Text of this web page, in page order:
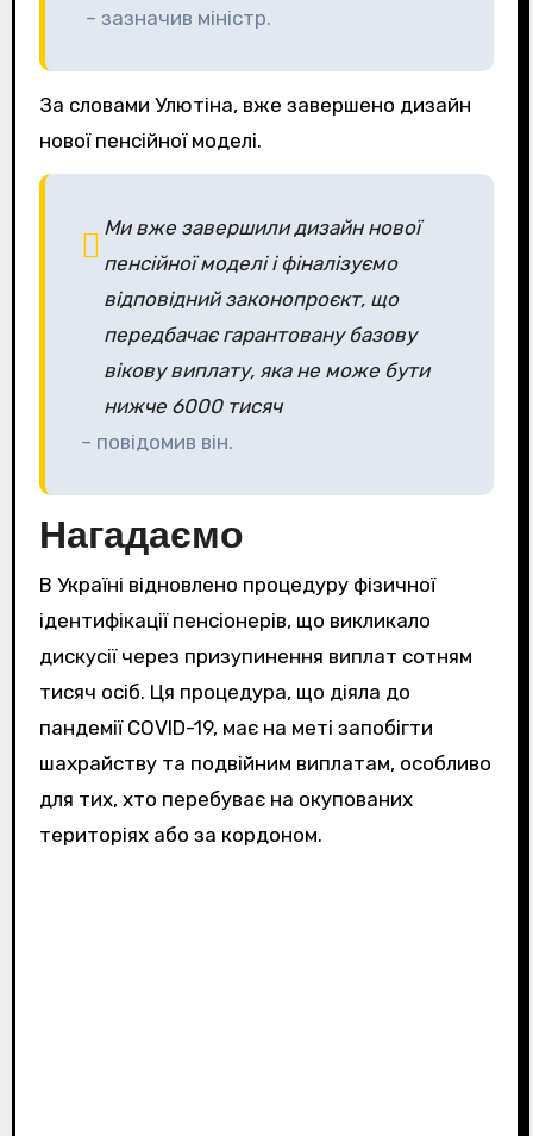
– зазначив міністр.
За словами Улютіна, вже завершено дизайн
нової пенсійної моделі.
Ми вже завершили дизайн нової
пенсійної моделі і фіналізуємо
відповідний законопроєкт, що
передбачає гарантовану базову
вікову виплату, яка не може бути
нижче 6000 тисяч
– повідомив він.
Нагадаємо
В Україні відновлено процедуру фізичної
ідентифікації пенсіонерів, що викликало
дискусії через призупинення виплат сотням
тисяч осіб. Ця процедура, що діяла до
пандемії COVID-19, має на меті запобігти
шахрайству та подвійним виплатам, особливо
для тих, хто перебуває на окупованих
територіях або за кордоном.